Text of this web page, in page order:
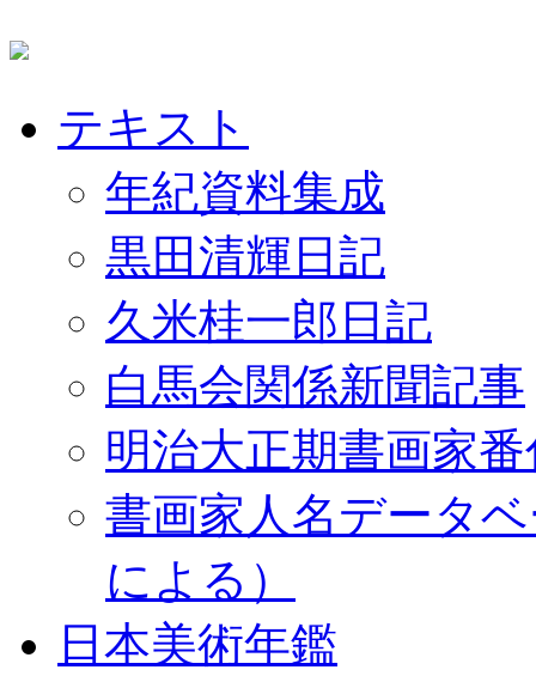
テキスト
年紀資料集成
黒田清輝日記
久米桂一郎日記
白馬会関係新聞記事
明治大正期書画家
書画家人名データ
による）
日本美術年鑑